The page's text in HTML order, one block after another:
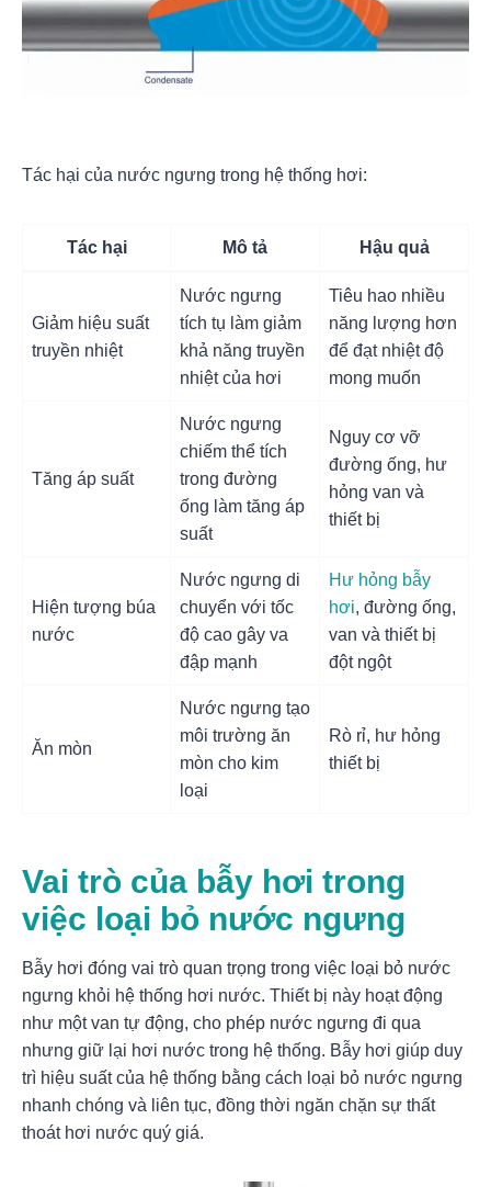
Tác hại của nước ngưng trong hệ thống hơi:
Tác hại Mô tả Hậu quả
Giảm hiệu suất
truyền nhiệt
Nước ngưng
tích tụ làm giảm
khả năng truyền
nhiệt của hơi
Tiêu hao nhiều
năng lượng hơn
để đạt nhiệt độ
mong muốn
Tăng áp suất
Nước ngưng
chiếm thể tích
trong đường
ống làm tăng áp
suất
Nguy cơ vỡ
đường ống, hư
hỏng van và
thiết bị
Hiện tượng búa
nước
Nước ngưng di
chuyển với tốc
độ cao gây va
đập mạnh
Hư hỏng bẫy
hơi, đường ống,
van và thiết bị
đột ngột
Ăn mòn
Nước ngưng tạo
môi trường ăn
mòn cho kim
loại
Rò rỉ, hư hỏng
thiết bị
Vai trò của bẫy hơi trong
việc loại bỏ nước ngưng
Bẫy hơi đóng vai trò quan trọng trong việc loại bỏ nước
ngưng khỏi hệ thống hơi nước. Thiết bị này hoạt động
như một van tự động, cho phép nước ngưng đi qua
nhưng giữ lại hơi nước trong hệ thống. Bẫy hơi giúp duy
trì hiệu suất của hệ thống bằng cách loại bỏ nước ngưng
nhanh chóng và liên tục, đồng thời ngăn chặn sự thất
thoát hơi nước quý giá.